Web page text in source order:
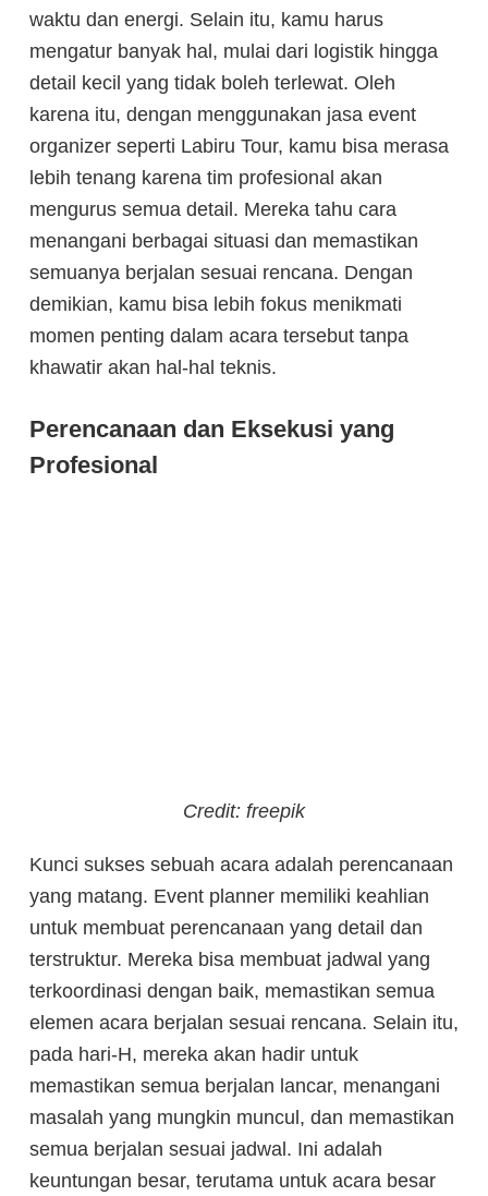
waktu dan energi. Selain itu, kamu harus
mengatur banyak hal, mulai dari logistik hingga
detail kecil yang tidak boleh terlewat. Oleh
karena itu, dengan menggunakan jasa event
organizer seperti Labiru Tour, kamu bisa merasa
lebih tenang karena tim profesional akan
mengurus semua detail. Mereka tahu cara
menangani berbagai situasi dan memastikan
semuanya berjalan sesuai rencana. Dengan
demikian, kamu bisa lebih fokus menikmati
momen penting dalam acara tersebut tanpa
khawatir akan hal-hal teknis.
Perencanaan dan Eksekusi yang
Profesional
Credit: freepik
Kunci sukses sebuah acara adalah perencanaan
yang matang. Event planner memiliki keahlian
untuk membuat perencanaan yang detail dan
terstruktur. Mereka bisa membuat jadwal yang
terkoordinasi dengan baik, memastikan semua
elemen acara berjalan sesuai rencana. Selain itu,
pada hari-H, mereka akan hadir untuk
memastikan semua berjalan lancar, menangani
masalah yang mungkin muncul, dan memastikan
semua berjalan sesuai jadwal. Ini adalah
keuntungan besar, terutama untuk acara besar